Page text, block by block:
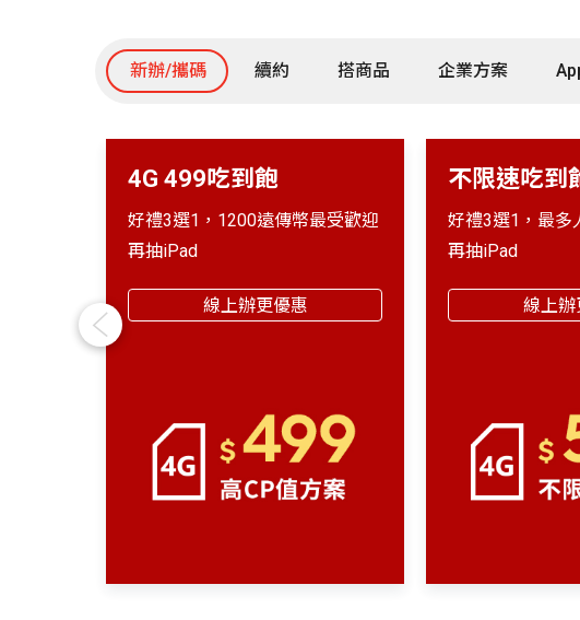
新辦/攜碼 續約 搭商品 企業方案
Previous
4G 499吃到飽
好禮3選1，1200遠傳幣最受歡迎
再抽iPad
線上辦更優惠
不限速吃到
好禮3選1，最多
再抽iPad
線上辦